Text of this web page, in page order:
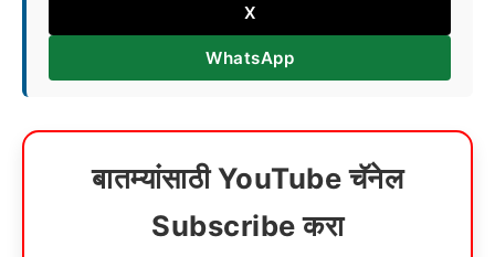
X
WhatsApp
बातम्यांसाठी YouTube चॅनेल
Subscribe करा